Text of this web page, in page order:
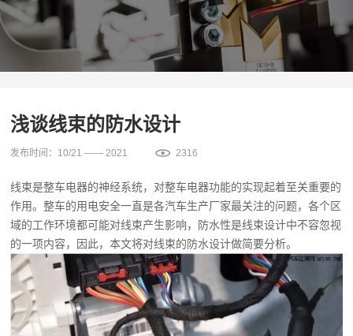
浅谈线束的防水设计
发布时间：10/21 —— 2021 2316
线束是整车电器的神经系统，对整车电器功能的实现起着至关重要的
作用。整车的用电安全一直是各汽车生产厂家最关注的问题，各个区
域的工作环境都可能对线束产生影响，防水性是线束设计中不容忽视
的一项内容，因此，本文将对线束的防水设计做简要分析。